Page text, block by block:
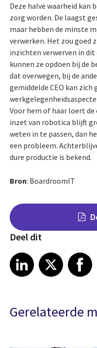
Deze halve waarheid kan
zorg worden. De laagst
maar hebben de minste
verwerken. Het zou goed
inzichten verwerven in
kunnen ze opdoen bij de
dat overwegen, bij de
gemiddelde CEO kan zich
Voor hem of haar loert de
inzet van robotica blijft
weten in te passen, dan
een probleem.
dure productie is bekend.
Bron: BoardroomIT
Deel dit
Share on LinkedIn
LinkedIn
Share on X Share on
Gerelateerde